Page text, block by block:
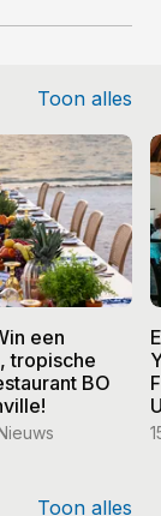
Toon alles
een
tropische
BO
Toon alles